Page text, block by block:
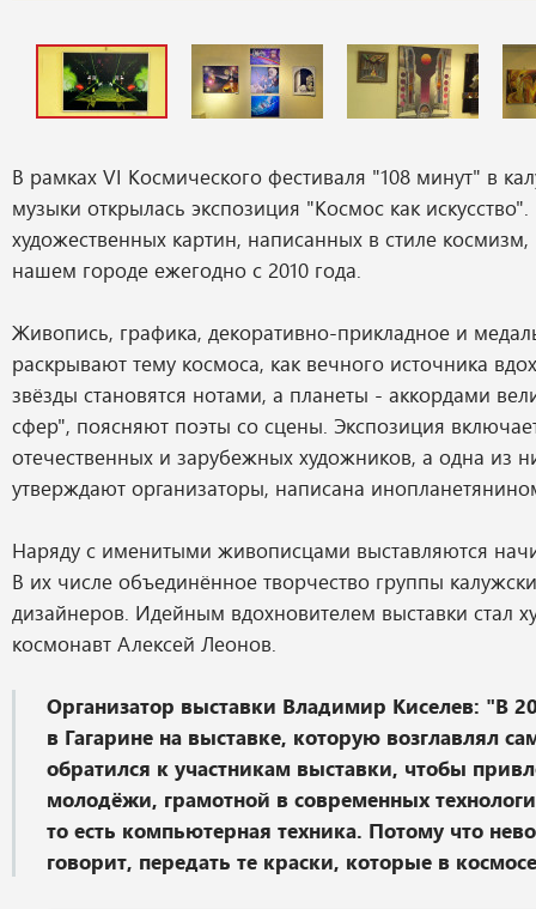
В рамках VI Космического фестиваля "108 минут" в
музыки открылась экспозиция "Космос как искусство".
художественных картин, написанных в стиле космизм,
нашем городе ежегодно с 2010 года.
Живопись, графика, декоративно-прикладное и
раскрывают тему космоса, как вечного источника
звёзды становятся нотами, а планеты - аккордами
сфер", поясняют поэты со сцены. Экспозиция
отечественных и зарубежных художников, а одна из
утверждают организаторы, написана
Наряду с именитыми живописцами выставляются
В их числе объединённое творчество группы
дизайнеров. Идейным вдохновителем выставки стал
космонавт Алексей Леонов.
Организатор выставки Владимир Киселев: "В
в Гагарине на выставке, которую возглавлял
обратился к участникам выставки, чтобы
молодёжи, грамотной в современных
то есть компьютерная техника. Потому что
говорит, передать те краски, которые в